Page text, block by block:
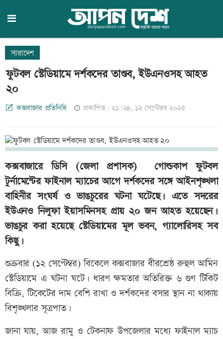
সারাদেশ
ফুটবল স্টেডিয়ামে দর্শকদের তাণ্ডব, ইউএনওসহ আহত
২০
কক্সবাজার প্রতিনিধি প্রকাশিত: ২১:২৪, ১২ সেপ্টেম্বর ২০২৫
কক্সবাজারে ডিসি (জেলা প্রশাসক) গোল্ডকাপ ফুটবল
টুর্নামেন্টের ফাইনাল ম্যাচের আগে দর্শকদের সঙ্গে আইনশৃঙ্খলা
বাহিনীর সংঘর্ষ ও ভাঙচুরের ঘটনা ঘটেছে। এতে সদরের
ইউএনও নিলুফা ইয়াসমিনসহ প্রায় ২০ জন আহত হয়েছেন।
ভাঙচুর করা হয়েছে স্টেডিয়ামের মূল ভবন, গ্যালোরিসহ সব
কিছু।
শুক্রবার (১২ সেপ্টেম্বর) বিকেলে কক্সবাজার বীরশ্রেষ্ঠ রুহুল আমিন
স্টেডিয়ামে এ ঘটনা ঘটে। ধারণ ক্ষমতার অতিরিক্ত ৬ গুণ টিকিট
বিক্রি, টিকেটের দাম বেশি রাখা ও দর্শকদের বসার স্থান না থাকায়
বিশৃঙ্খলার সূত্রপাত।
জানা যায়, আজ রামু ও টেকনাফ উপজেলার মধ্যে ফাইনাল ম্যাচ